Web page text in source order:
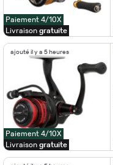
Paiement 4/10X
Livraison gratuite
ajouté il y a 5 heures
Paiement 4/10X
Livraison gratuite